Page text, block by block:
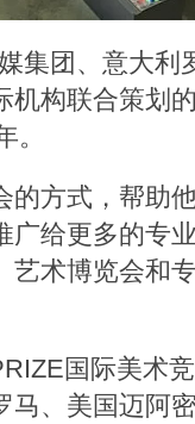
集团、意大利
机构联合策划
的方式，帮助
广给更多的专
艺术博览会和
国际美术
马、美国迈阿